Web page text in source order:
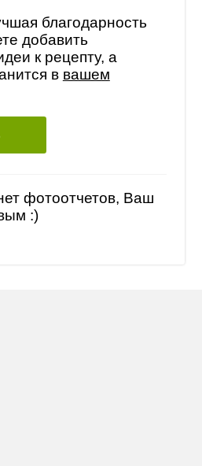
благодарность
добавить
к рецепту, а
в вашем
фотоотчетов, Ваш
:)